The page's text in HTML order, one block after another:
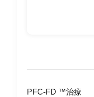
PFC-FD ™治療